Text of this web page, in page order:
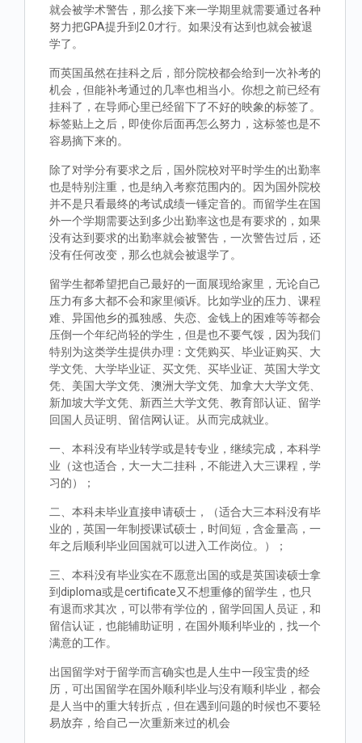
就会被学术警告，那么接下来一学期里就需要通过各种
努力把GPA提升到2.0才行。如果没有达到也就会被退
学了。
而英国虽然在挂科之后，部分院校都会给到一次补考的
机会，但能补考通过的几率也相当小。你想之前已经有
挂科了，在导师心里已经留下了不好的映象的标签了。
标签贴上之后，即使你后面再怎么努力，这标签也是不
容易摘下来的。
除了对学分有要求之后，国外院校对平时学生的出勤率
也是特别注重，也是纳入考察范围内的。因为国外院校
并不是只看最终的考试成绩一锤定音的。而留学生在国
外一个学期需要达到多少出勤率这也是有要求的，如果
没有达到要求的出勤率就会被警告，一次警告过后，还
没有任何改变，那么也就会被退学了。
留学生都希望把自己最好的一面展现给家里，无论自己
压力有多大都不会和家里倾诉。比如学业的压力、课程
难、异国他乡的孤独感、失恋、金钱上的困难等等都会
压倒一个年纪尚轻的学生，但是也不要气馁，因为我们
特别为这类学生提供办理：文凭购买、毕业证购买、大
学文凭、大学毕业证、买文凭、买毕业证、英国大学文
凭、美国大学文凭、澳洲大学文凭、加拿大大学文凭、
新加坡大学文凭、新西兰大学文凭、教育部认证、留学
回国人员证明、留信网认证。从而完成就业。
一、本科没有毕业转学或是转专业，继续完成，本科学
业（这也适合，大一大二挂科，不能进入大三课程，学
习的）；
二、本科未毕业直接申请硕士，（适合大三本科没有毕
业的，英国一年制授课试硕士，时间短，含金量高，一
年之后顺利毕业回国就可以进入工作岗位。）；
三、本科没有毕业实在不愿意出国的或是英国读硕士拿
到diploma或是certificate又不想重修的留学生，也只
有退而求其次，可以带有学位的，留学回国人员证，和
留信认证，也能辅助证明，在国外顺利毕业的，找一个
满意的工作。
出国留学对于留学而言确实也是人生中一段宝贵的经
历，可出国留学在国外顺利毕业与没有顺利毕业，都会
是人当中的重大转折点，但在遇到问题的时候也不要轻
易放弃，给自己一次重新来过的机会